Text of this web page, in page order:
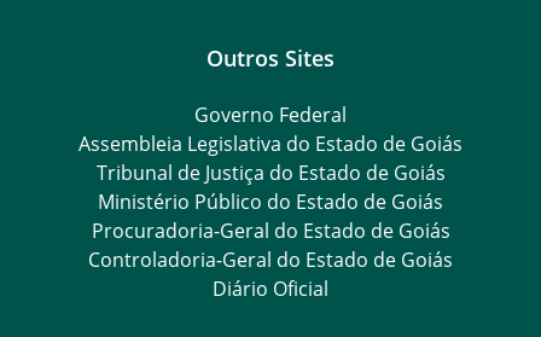
Outros Sites
Governo Federal
Assembleia Legislativa do Estado de Goiás
Tribunal de Justiça do Estado de Goiás
Ministério Público do Estado de Goiás
Procuradoria-Geral do Estado de Goiás
Controladoria-Geral do Estado de Goiás
Diário Oficial